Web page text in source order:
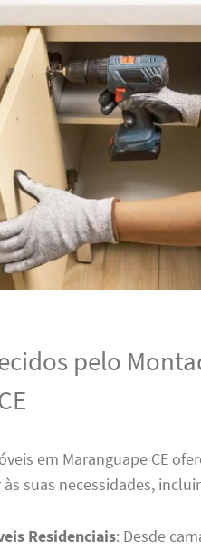
pelo
em Maranguape CE
suas necessidades,
Residenciais: Desde